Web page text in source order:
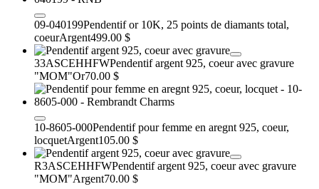
09-040199Pendentif or 10K, 25 points de diamants total,
coeurArgent499.00 $
33ASCEHHFWPendentif argent 925, coeur avec gravure
"MOM"Or70.00 $
10-8605-000Pendentif pour femme en aregnt 925, coeur,
locquetArgent105.00 $
R3ASCEHHFWPendentif argent 925, coeur avec gravure
"MOM"Argent70.00 $